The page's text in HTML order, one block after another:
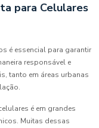
para Celulares
é essencial para garantir
responsável e
tanto em áreas urbanas
é em grandes
Muitas dessas